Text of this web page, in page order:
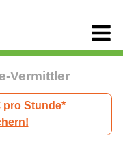
Vermittler
pro Stunde*